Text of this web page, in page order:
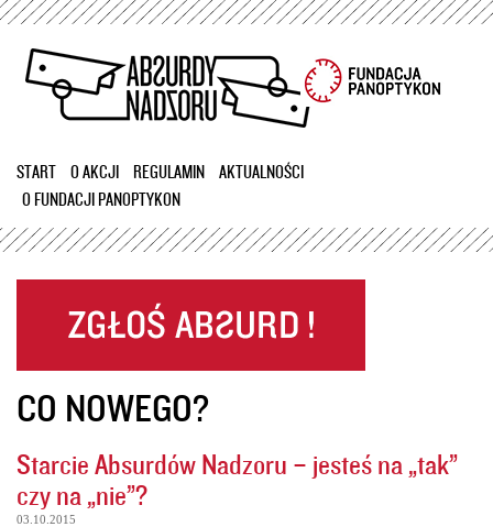
Przejdź
treści
START O AKCJI REGULAMIN
AKTUALNOŚCI
O FUNDACJI PANOPTYKON
CO NOWEGO?
Starcie Absurdów Nadzoru – jesteś na „tak”
czy na „nie”?
03.10.2015